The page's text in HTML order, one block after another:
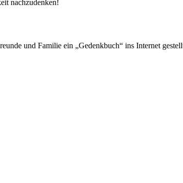
nachzudenken!
und Familie ein „Gedenkbuch“ ins Internet